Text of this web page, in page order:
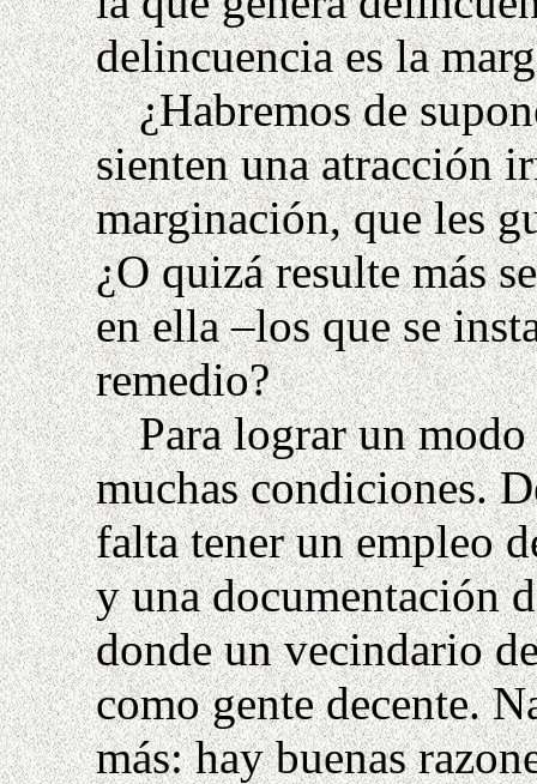
delincuencia es la
¿Habremos de
sienten una atracción
marginación, que les
¿O quizá resulte más
en ella –los que se
remedio?
Para lograr un
muchas condiciones.
falta tener un empleo
y una documentación
donde un vecindario
como gente decente.
más: hay buenas